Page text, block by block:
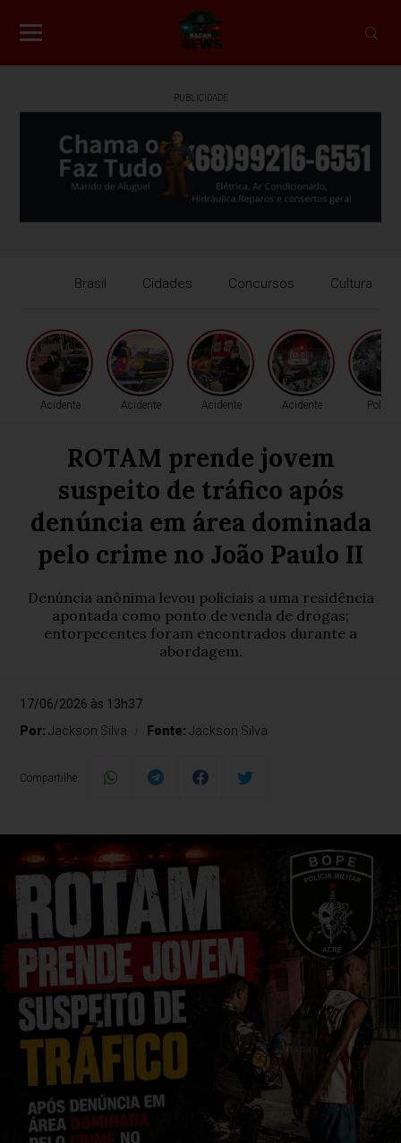
PUBLICIDADE
Brasil Cidades Concursos Cultura
Acidente Acidente Acidente Acidente Polícia
ROTAM prende jovem
suspeito de tráfico após
denúncia em área dominada
pelo crime no João Paulo II
Denúncia anônima levou policiais a uma residência
apontada como ponto de venda de drogas;
entorpecentes foram encontrados durante a
abordagem.
17/06/2026 às 13h37
Por:Jackson Silva Fonte:Jackson Silva
Compartilhe: